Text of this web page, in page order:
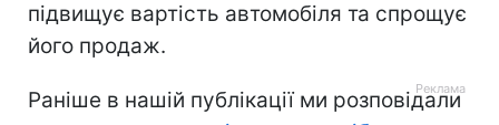
підвищує вартість автомобіля та спрощує
його продаж.
Раніше в нашій публікації ми розповідали